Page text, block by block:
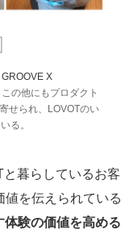
X
の他にもプロダクト
せられ、LOVOTのい
る。
暮らしているお客
を伝えられている
体験の価値を高める